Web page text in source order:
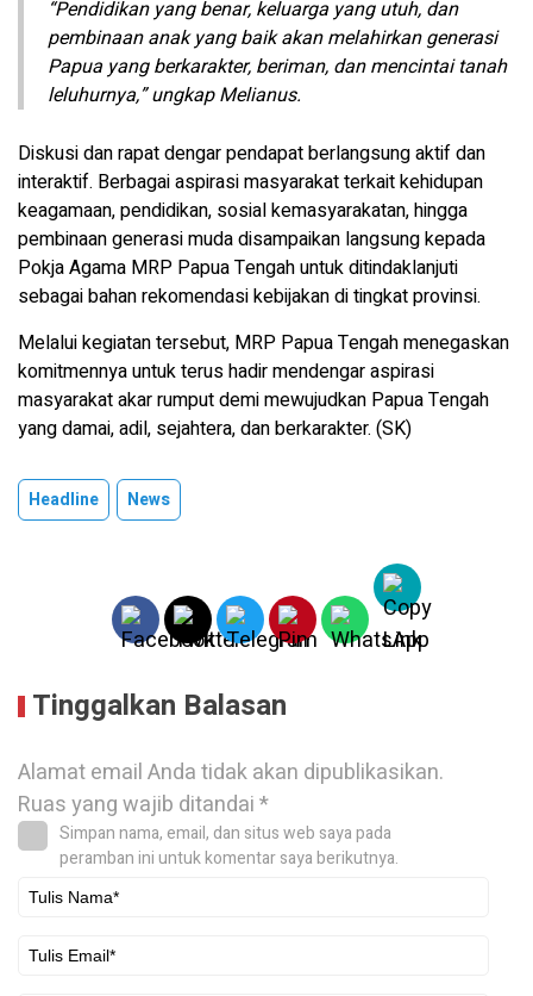
“Pendidikan yang benar, keluarga yang utuh, dan
pembinaan anak yang baik akan melahirkan generasi
Papua yang berkarakter, beriman, dan mencintai tanah
leluhurnya,” ungkap Melianus.
Diskusi dan rapat dengar pendapat berlangsung aktif dan
interaktif. Berbagai aspirasi masyarakat terkait kehidupan
keagamaan, pendidikan, sosial kemasyarakatan, hingga
pembinaan generasi muda disampaikan langsung kepada
Pokja Agama MRP Papua Tengah untuk ditindaklanjuti
sebagai bahan rekomendasi kebijakan di tingkat provinsi.
Melalui kegiatan tersebut, MRP Papua Tengah menegaskan
komitmennya untuk terus hadir mendengar aspirasi
masyarakat akar rumput demi mewujudkan Papua Tengah
yang damai, adil, sejahtera, dan berkarakter. (SK)
Headline News
Tinggalkan Balasan
Alamat email Anda tidak akan dipublikasikan.
Ruas yang wajib ditandai*
Simpan nama, email, dan situs web saya pada
peramban ini untuk komentar saya berikutnya.